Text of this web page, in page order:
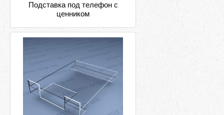
Подставка под телефон с
ценником